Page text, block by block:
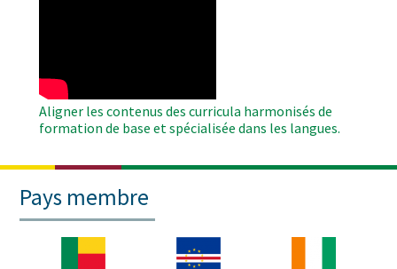
Aligner les contenus des curricula harmonisés de
formation de base et spécialisée dans les langues.
Pays membre
Image